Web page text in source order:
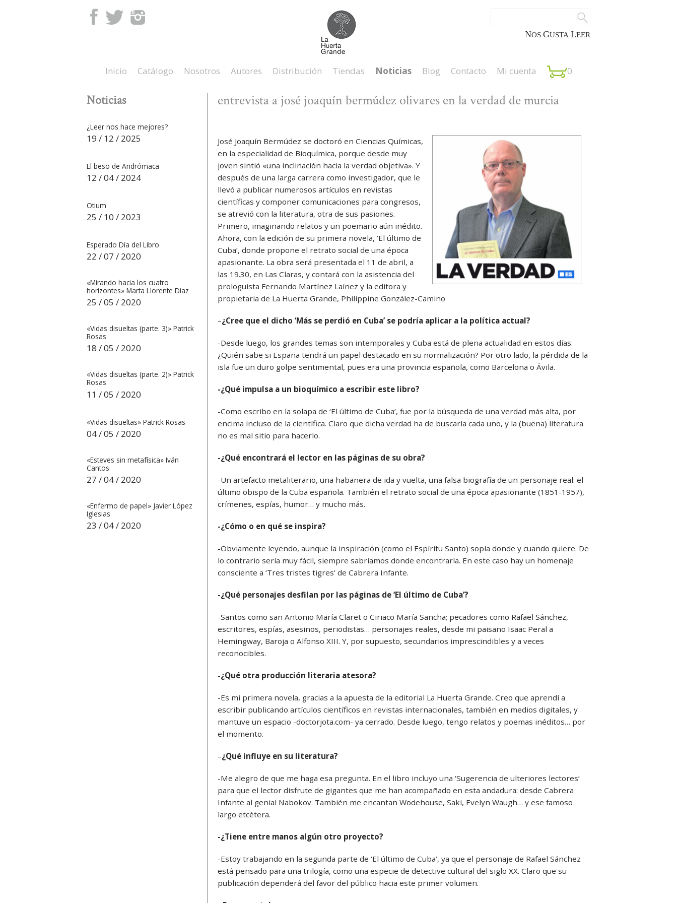
Facebook TwitterInstagram
NOS GUSTA LEER
Inicio Catálogo Nosotros Autores Distribución Tiendas Noticias Blog Contacto Mi cuenta 0
entrevista a josé joaquín bermúdez olivares en la verdad de murcia
José Joaquín Bermúdez se doctoró en Ciencias Químicas,
en la especialidad de Bioquímica, porque desde muy
joven sintió «una inclinación hacia la verdad objetiva». Y
después de una larga carrera como investigador, que le
llevó a publicar numerosos artículos en revistas
científicas y componer comunicaciones para congresos,
se atrevió con la literatura, otra de sus pasiones.
Primero, imaginando relatos y un poemario aún inédito.
Ahora, con la edición de su primera novela, ‘El último de
Cuba’, donde propone el retrato social de una época
apasionante. La obra será presentada el 11 de abril, a
las 19.30, en Las Claras, y contará con la asistencia del
prologuista Fernando Martínez Laínez y la editora y
propietaria de La Huerta Grande, Philippine González-Camino
–¿Cree que el dicho ‘Más se perdió en Cuba’ se podría aplicar a la política actual?
-Desde luego, los grandes temas son intemporales y Cuba está de plena actualidad en estos días.
¿Quién sabe si España tendrá un papel destacado en su normalización? Por otro lado, la pérdida de la
isla fue un duro golpe sentimental, pues era una provincia española, como Barcelona o Ávila.
-¿Qué impulsa a un bioquímico a escribir este libro?
-Como escribo en la solapa de ‘El último de Cuba’, fue por la búsqueda de una verdad más alta, por
encima incluso de la científica. Claro que dicha verdad ha de buscarla cada uno, y la (buena) literatura
no es mal sitio para hacerlo.
-¿Qué encontrará el lector en las páginas de su obra?
-Un artefacto metaliterario, una habanera de ida y vuelta, una falsa biografía de un personaje real: el
último obispo de la Cuba española. También el retrato social de una época apasionante (1851-1957),
crímenes, espías, humor… y mucho más.
-¿Cómo o en qué se inspira?
-Obviamente leyendo, aunque la inspiración (como el Espíritu Santo) sopla donde y cuando quiere. De
lo contrario sería muy fácil, siempre sabríamos donde encontrarla. En este caso hay un homenaje
consciente a ‘Tres tristes tigres’ de Cabrera Infante.
-¿Qué personajes desfilan por las páginas de ‘El último de Cuba’?
-Santos como san Antonio María Claret o Ciriaco María Sancha; pecadores como Rafael Sánchez,
escritores, espías, asesinos, periodistas… personajes reales, desde mi paisano Isaac Peral a
Hemingway, Baroja o Alfonso XIII. Y, por supuesto, secundarios imprescindibles y a veces
reconocibles.
-¿Qué otra producción literaria atesora?
-Es mi primera novela, gracias a la apuesta de la editorial La Huerta Grande. Creo que aprendí a
escribir publicando artículos científicos en revistas internacionales, también en medios digitales, y
mantuve un espacio -doctorjota.com- ya cerrado. Desde luego, tengo relatos y poemas inéditos… por
el momento.
–¿Qué influye en su literatura?
-Me alegro de que me haga esa pregunta. En el libro incluyo una ‘Sugerencia de ulteriores lectores’
para que el lector disfrute de gigantes que me han acompañado en esta andadura: desde Cabrera
Infante al genial Nabokov. También me encantan Wodehouse, Saki, Evelyn Waugh… y ese famoso
largo etcétera.
-¿Tiene entre manos algún otro proyecto?
-Estoy trabajando en la segunda parte de ‘El último de Cuba’, ya que el personaje de Rafael Sánchez
está pensado para una trilogía, como una especie de detective cultural del siglo XX. Claro que su
publicación dependerá del favor del público hacia este primer volumen.
Noticias
¿Leer nos hace mejores?
19 / 12 / 2025
El beso de Andrómaca
12 / 04 / 2024
Otium
25 / 10 / 2023
Esperado Día del Libro
22 / 07 / 2020
«Mirando hacia los cuatro
horizontes» Marta Llorente Díaz
25 / 05 / 2020
«Vidas disueltas (parte. 3)» Patrick
Rosas
18 / 05 / 2020
«Vidas disueltas (parte. 2)» Patrick
Rosas
11 / 05 / 2020
«Vidas disueltas» Patrick Rosas
04 / 05 / 2020
«Esteves sin metafísica» Iván
Cantos
27 / 04 / 2020
«Enfermo de papel» Javier López
Iglesias
23 / 04 / 2020